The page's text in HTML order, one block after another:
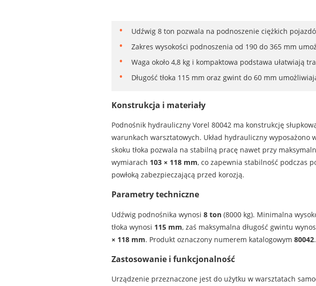
Udźwig 8 ton pozwala na podnoszenie ciężkich
Zakres wysokości podnoszenia od 190 do 365 mm
Waga około 4,8 kg i kompaktowa podstawa ułatwiają
Długość tłoka 115 mm oraz gwint do 60 mm
Konstrukcja i materiały
Podnośnik hydrauliczny Vorel 80042 ma konstrukcję
warunkach warsztatowych. Układ hydrauliczny
skoku tłoka pozwala na stabilną pracę nawet przy
wymiarach 103 × 118 mm, co zapewnia stabilność podczas
powłoką zabezpieczającą przed korozją.
Parametry techniczne
Udźwig podnośnika wynosi 8 ton(8000 kg). Minimalna
tłoka wynosi 115 mm, zaś maksymalna długość gwintu
× 118 mm. Produkt oznaczony numerem katalogowym 80042.
Zastosowanie i funkcjonalność
Urządzenie przeznaczone jest do użytku w warsztatach